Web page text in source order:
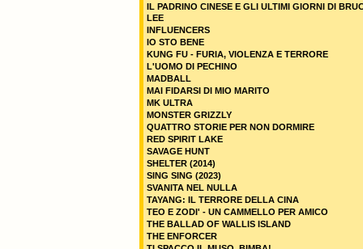
IL PADRINO CINESE E GLI ULTIMI GIORNI DI
LEE
INFLUENCERS
IO STO BENE
KUNG FU - FURIA, VIOLENZA E TERRORE
L'UOMO DI PECHINO
MADBALL
MAI FIDARSI DI MIO MARITO
MK ULTRA
MONSTER GRIZZLY
QUATTRO STORIE PER NON DORMIRE
RED SPIRIT LAKE
SAVAGE HUNT
SHELTER (2014)
SING SING (2023)
SVANITA NEL NULLA
TAYANG: IL TERRORE DELLA CINA
TEO E ZODI' - UN CAMMELLO PER AMICO
THE BALLAD OF WALLIS ISLAND
THE ENFORCER